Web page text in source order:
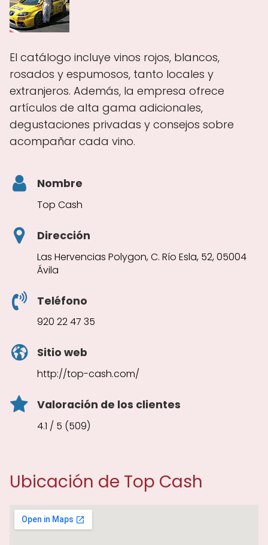
El catálogo incluye vinos rojos, blancos,
rosados y espumosos, tanto locales y
extranjeros. Además, la empresa ofrece
artículos de alta gama adicionales,
degustaciones privadas y consejos sobre
acompañar cada vino.
Nombre
Top Cash
Dirección
Las Hervencias Polygon, C. Río Esla, 52, 05004
Ávila
Teléfono
920 22 47 35
Sitio web
http://top-cash.com/
Valoración de los clientes
4.1 / 5 (509)
Ubicación de Top Cash